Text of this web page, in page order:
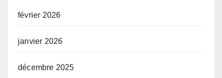
février 2026
janvier 2026
décembre 2025